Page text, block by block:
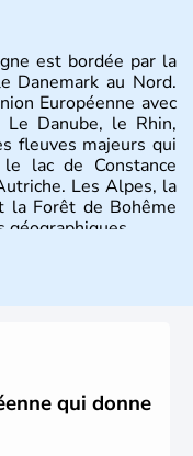
est bordée par la
Danemark au Nord.
Européenne avec
Danube, le Rhin,
fleuves majeurs qui
lac de Constance
Les Alpes, la
la Forêt de Bohême
autonomie. Le pays
a vu naître dans tous
en passant par la
Thomas Mann,
partie.
qui donne